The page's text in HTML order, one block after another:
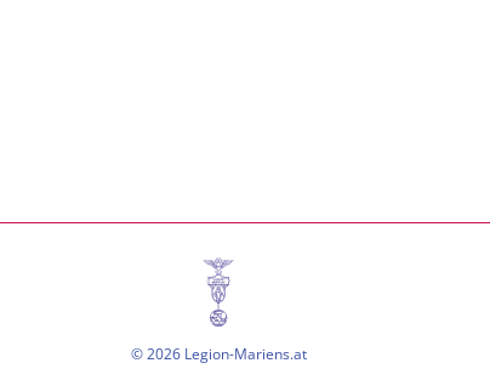
© 2026 Legion-Mariens.at